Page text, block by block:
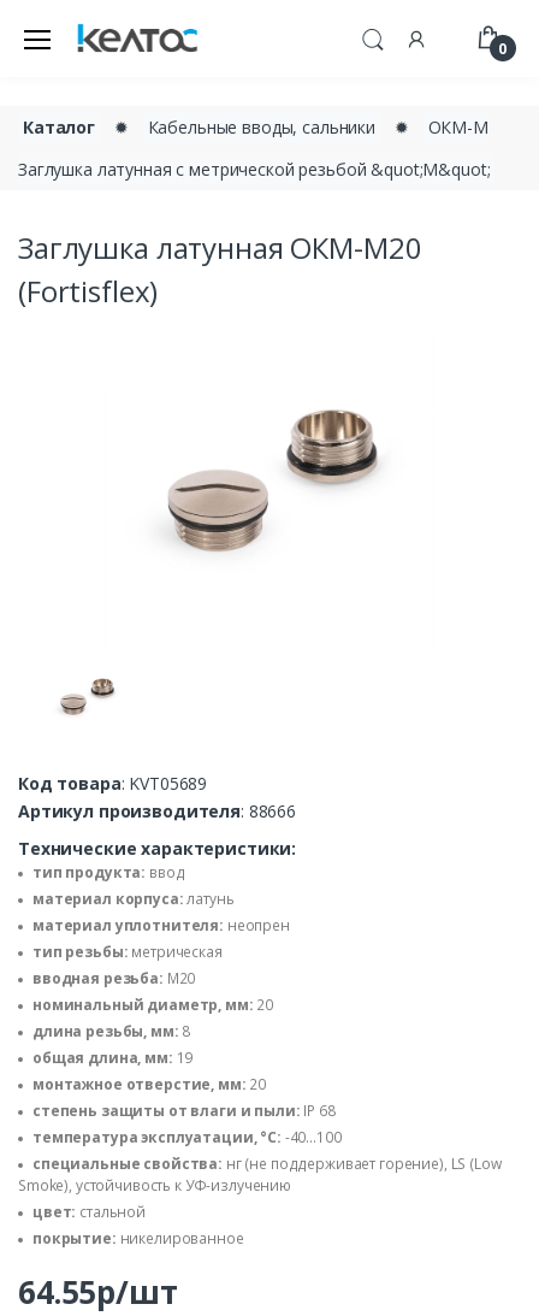
0
Каталог ✹ Кабельные вводы, сальники ✹
ОКМ-М
Заглушка латунная с метрической резьбой &quot;М&quot;
Заглушка латунная ОКМ-M20
(Fortisflex)
Код товара: KVT05689
Артикул производителя: 88666
Технические характеристики:
тип продукта: ввод
материал корпуса:латунь
материал уплотнителя: неопрен
тип резьбы: метрическая
вводная резьба: M20
номинальный диаметр, мм: 20
длина резьбы, мм: 8
общая длина, мм: 19
монтажное отверстие, мм: 20
степень защиты от влаги и пыли: IP 68
температура эксплуатации, °С: -40...100
специальные свойства: нг (не поддерживает горение), LS (Low
Smoke), устойчивость к УФ-излучению
цвет: стальной
покрытие: никелированное
64.55р/шт